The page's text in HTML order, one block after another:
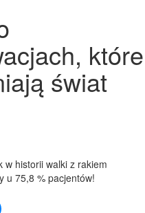
które
świat
w historii walki z rakiem
u 75,8 % pacjentów!